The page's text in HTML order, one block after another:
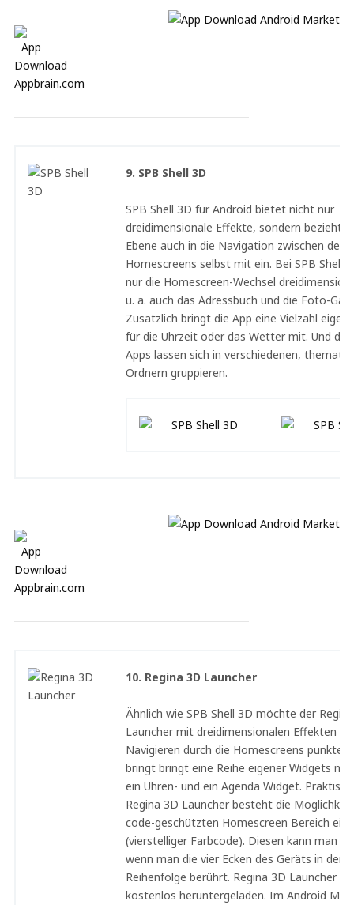
9. SPB Shell 3D
SPB Shell 3D für Android bietet nicht nur
dreidimensionale Effekte, sondern bezieht
Ebene auch in die Navigation zwischen den
Homescreens selbst mit ein. Bei SPB Shell
nur die Homescreen-Wechsel
u. a. auch das Adressbuch und die Foto-
Zusätzlich bringt die App eine Vielzahl
für die Uhrzeit oder das Wetter mit. Und die
Apps lassen sich in verschiedenen,
Ordnern gruppieren.
10. Regina 3D Launcher
Ähnlich wie SPB Shell 3D möchte der
Launcher mit dreidimensionalen Effekten
Navigieren durch die Homescreens
bringt bringt eine Reihe eigener Widgets
ein Uhren- und ein Agenda Widget.
Regina 3D Launcher besteht die
code-geschützten Homescreen Bereich
(vierstelliger Farbcode). Diesen kann man
wenn man die vier Ecken des Geräts in der
Reihenfolge berührt. Regina 3D Launcher
kostenlos heruntergeladen. Im Android